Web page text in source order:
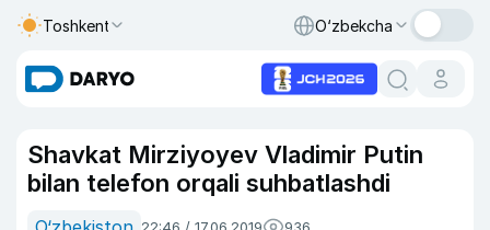
Toshkent O‘zbekcha
Shavkat Mirziyoyev Vladimir Putin
bilan telefon orqali suhbatlashdi